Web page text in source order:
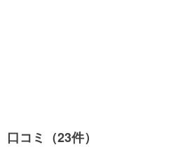
口コミ（23件）